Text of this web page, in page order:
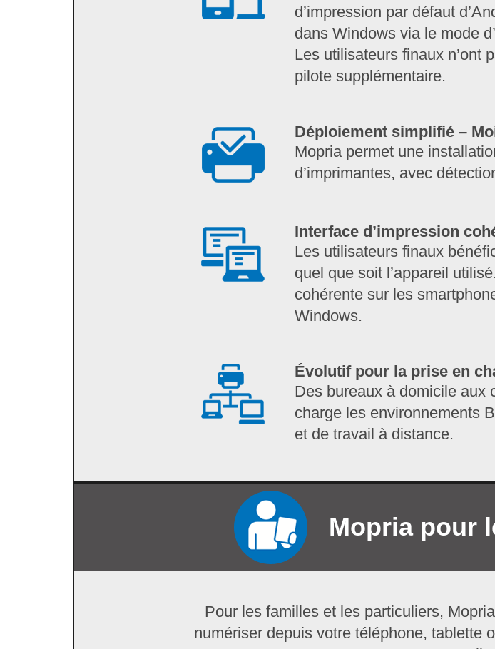
d’impression par défaut
dans Windows via le mode
Les utilisateurs finaux n’ont
pilote supplémentaire.
Déploiement simplifié –
Mopria permet une
d’imprimantes, avec
Interface d’impression
Les utilisateurs finaux
quel que soit l’appareil
cohérente sur les
Windows.
Évolutif pour la prise en
Des bureaux à domicile aux
charge les environnements
et de travail à distance.
Mopria pour
Pour les familles et les particuliers,
numériser depuis votre téléphone, tablette